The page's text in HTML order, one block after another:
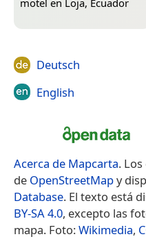
Deutsch
English
Acerca de Mapcarta.
de OpenStreetMapy
Database. El texto está
BY-SA 4.0, excepto las
mapa. Foto:Wikimedia,